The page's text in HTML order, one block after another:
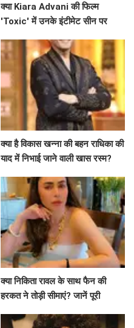
क्या Kiara Advani की फिल्म
'Toxic' में उनके इंटीमेट सीन पर
है खास?
क्या है विकास खन्ना की बहन राधिका की
याद में निभाई जाने वाली खास रस्म?
क्या निकिता रावल के साथ फैन की
हरकत ने तोड़ी सीमाएं? जानें पूरी